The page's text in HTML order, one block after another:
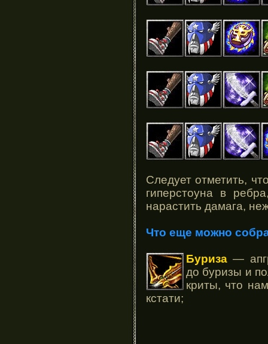
Следует отметить,
гиперстоуна в
нарастить дамага,
Что еще можно
Буриза —
до буризы и
криты, что
кстати;